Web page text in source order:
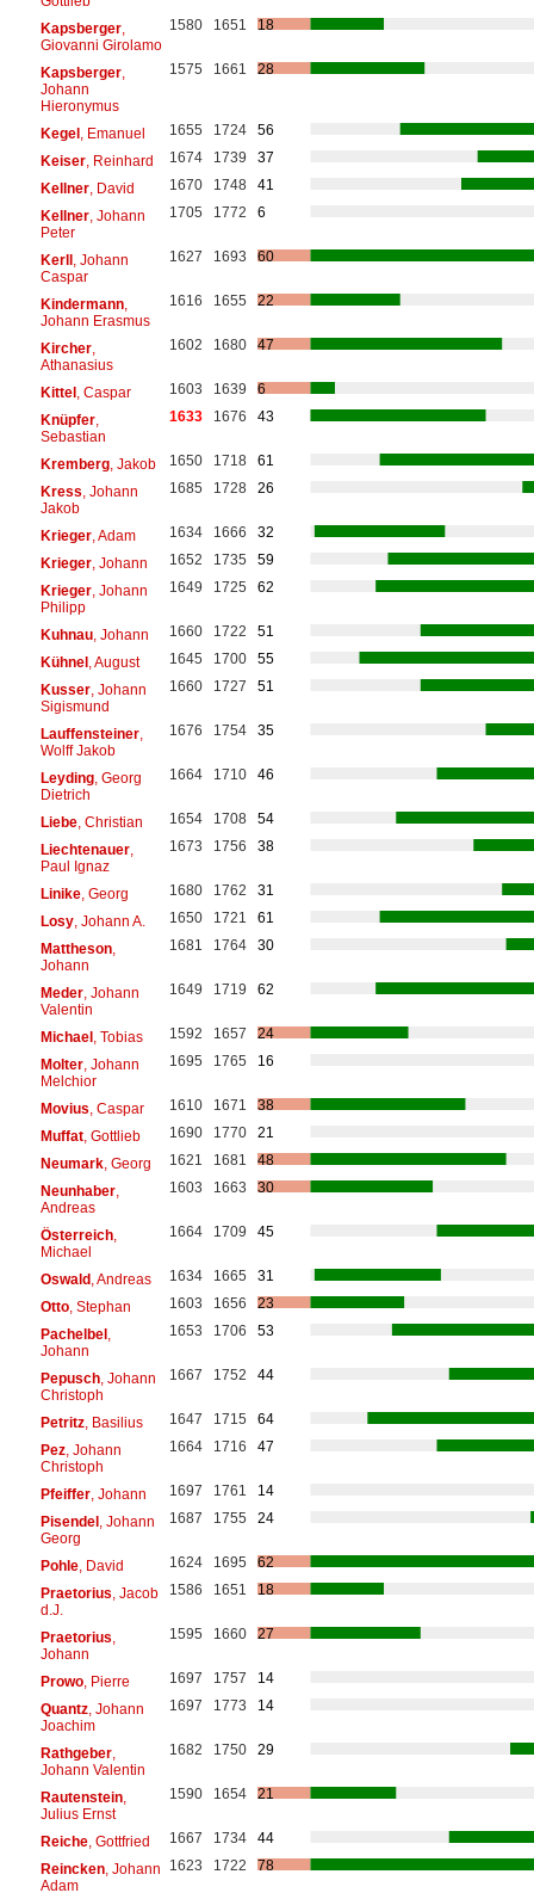
Kapsberger,
Giovanni Girolamo
1580 1651 18
Kapsberger,
Johann
Hieronymus
1575 1661 28
Kegel, Emanuel 1655 1724
56
Keiser, Reinhard 1674 1739
37
Kellner, David 1670 1748
41
Kellner, Johann
Peter
1705 1772 6
Kerll, Johann
Caspar
1627 1693 60
Kindermann,
Johann Erasmus
1616 1655 22
Kircher,
Athanasius
1602 1680 47
Kittel, Caspar 1603 1639
6
Knüpfer,
Sebastian
1633 1676 43
Kremberg, Jakob 1650 1718
61
Kress , Johann
Jakob
1685 1728 26
Krieger, Adam 1634 1666
32
Krieger, Johann 1652 1735
59
Krieger, Johann
Philipp
1649 1725 62
Kuhnau, Johann 1660 1722
51
Kühnel, August 1645 1700
55
Kusser, Johann
Sigismund
1660 1727 51
Lauffensteiner,
Wolff Jakob
1676 1754 35
Leyding, Georg
Dietrich
1664 1710 46
Liebe, Christian 1654 1708
54
Liechtenauer,
Paul Ignaz
1673 1756 38
Linike, Georg 1680 1762
31
Losy, Johann A. 1650 1721
61
Mattheson,
Johann
1681 1764 30
Meder, Johann
Valentin
1649 1719 62
Michael, Tobias 1592 1657
24
Molter, Johann
Melchior
1695 1765 16
Movius , Caspar 1610 1671
38
Muffat, Gottlieb 1690 1770
21
Neumark, Georg 1621 1681
48
Neunhaber,
Andreas
1603 1663 30
Österreich,
Michael
1664 1709 45
Oswald, Andreas 1634 1665
31
Otto, Stephan 1603 1656
23
Pachelbel,
Johann
1653 1706 53
Pepusch, Johann
Christoph
1667 1752 44
Petritz, Basilius 1647 1715
64
Pez, Johann
Christoph
1664 1716 47
Pfeiffer, Johann 1697 1761
14
Pisendel, Johann
Georg
1687 1755 24
Pohle, David 1624 1695
62
Praetorius , Jacob
d.J.
1586 1651 18
Praetorius
Johann
1595 1660 27
Prowo, Pierre 1697 1757
14
Quantz, Johann
Joachim
1697 1773 14
Rathgeber,
Johann Valentin
1682 1750 29
Rautenstein,
Julius Ernst
1590 1654 21
Reiche, Gottfried 1667 1734
44
Reincken, Johann
Adam
1623 1722 78